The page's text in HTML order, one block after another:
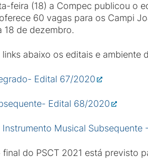
feira (18) a Compec publicou o
60 vagas para os Campi
18 de dezembro.
links abaixo os editais e ambiente
Edital 67/2020
Edital 68/2020
Instrumento Musical Subsequente
final do PSCT 2021 está previsto